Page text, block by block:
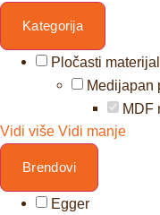
Kategorija
Pločasti
Medijapan
MDF
Vidi više Vidi manje
Brendovi
Egger